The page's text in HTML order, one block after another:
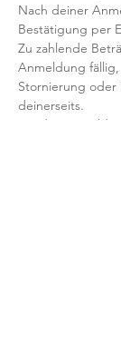
Nach deiner
Bestätigung per
Zu zahlende
Anmeldung
Stornierung oder
deinerseits.
Mit der